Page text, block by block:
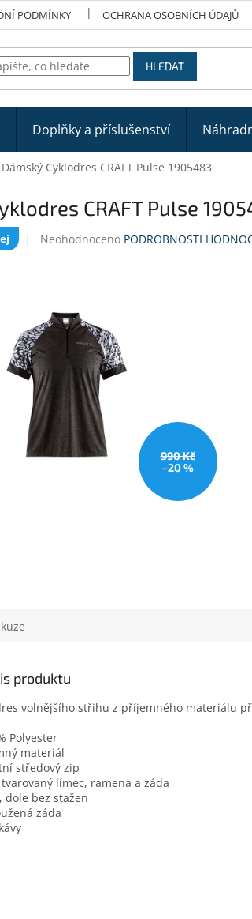
PODMÍNKY OCHRANA OSOBNÍCH ÚDAJŮ
HLEDAT
Doplňky a příslušenství
Dámský Cyklodres CRAFT Pulse 1905483
CRAFT Pulse
Průměrné
5
hvězdiček.
Neohodnoceno PODROBNOSTI
990 Kč
–20 %
produktu
volnějšího střihu z příjemného materiálu
Polyester
materiál
středový zip
límec, ramena a záda
bez stažen
záda